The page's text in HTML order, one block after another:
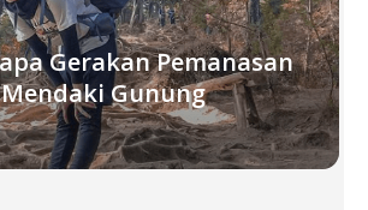
Gerakan Pemanasan
Gunung